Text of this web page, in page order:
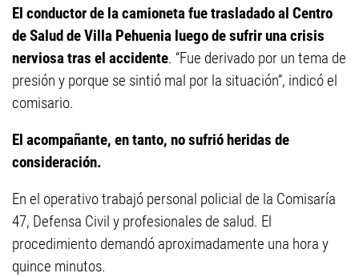
El conductor de la camioneta fue trasladado al Centro
de Salud de Villa Pehuenia luego de sufrir una crisis
nerviosa tras el accidente. “Fue derivado por un tema de
presión y porque se sintió mal por la situación”, indicó el
comisario.
El acompañante, en tanto, no sufrió heridas de
consideración.
En el operativo trabajó personal policial de la Comisaría
47, Defensa Civil y profesionales de salud. El
procedimiento demandó aproximadamente una hora y
quince minutos.